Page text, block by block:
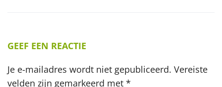
GEEF EEN REACTIE
Je e-mailadres wordt niet gepubliceerd. Vereiste
velden zijn gemarkeerd met *